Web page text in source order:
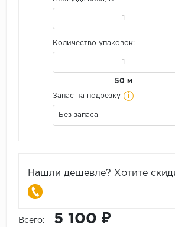
Количество упаковок:
50 м
Запас на подрезку i
Без запаса
Нашли дешевле? Хотите
Всего: 5 100 ₽